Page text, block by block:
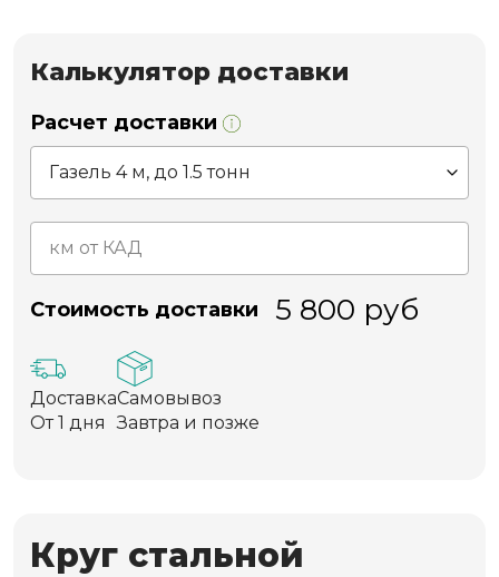
Калькулятор доставки
Расчет доставки
Стоимость доставки 5 800 руб
Доставка
От 1 дня
Самовывоз
Завтра и позже
Круг стальной